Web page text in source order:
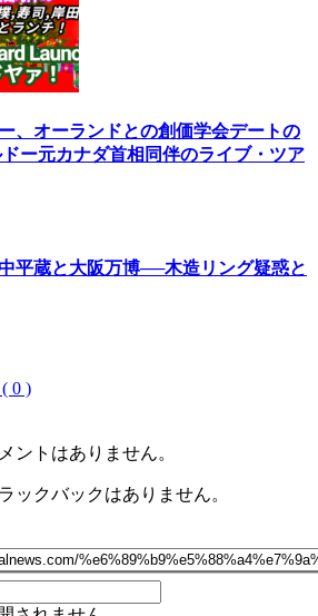
、オーランドとの創価学会デートの
ー元カナダ首相同伴のライブ・ツア
平蔵と大阪万博──木造リング疑惑と
0 )
ントはありません。
ックバックはありません。